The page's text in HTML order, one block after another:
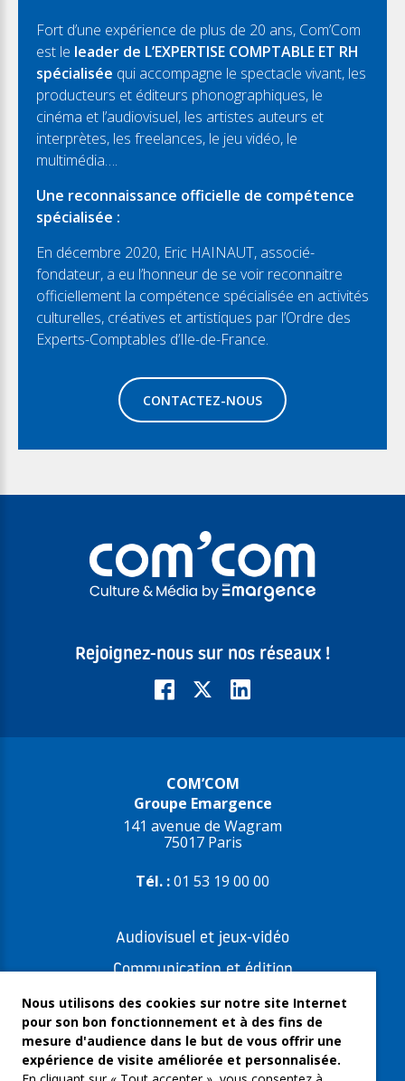
Fort d’une expérience de plus de 20 ans, Com’Com
est le leader de L’EXPERTISE COMPTABLE ET RH
spécialisée qui accompagne le spectacle vivant, les
producteurs et éditeurs phonographiques, le
cinéma et l’audiovisuel, les artistes auteurs et
interprètes, les freelances, le jeu vidéo, le
multimédia….
Une reconnaissance officielle de compétence
spécialisée :
En décembre 2020, Eric HAINAUT, associé-
fondateur, a eu l’honneur de se voir reconnaitre
officiellement la compétence spécialisée en activités
culturelles, créatives et artistiques par l’Ordre des
Experts-Comptables d’Ile-de-France.
CONTACTEZ-NOUS
Rejoignez-nous sur nos réseaux !
COM’COM
Groupe Emargence
141 avenue de Wagram
75017 Paris
Tél. :01 53 19 00 00
Audiovisuel et jeux-vidéo
Communication et édition
Freelances et artistes-auteurs
Musique et spectacles
Qui sommes-nous ?
Nous utilisons des cookies sur notre site Internet
pour son bon fonctionnement et à des fins de
mesure d'audience dans le but de vous offrir une
expérience de visite améliorée et personnalisée.